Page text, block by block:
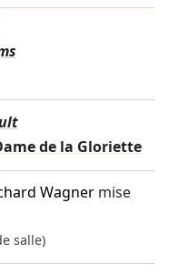
de la Gloriette
Wagnermise
salle)